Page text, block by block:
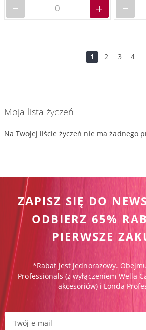
Strona
Jesteś
1 Strona
2 Strona
3 4
Moja lista życzeń
Na Twojej liście życzeń nie ma żadnego
ZAPISZ SIĘ DO
ODBIERZ 65%
PIERWSZE
*Rabat jest jednorazowy.
Professionals (z wyłączeniem Wella
akcesoriów) i Londa
Zapisz się do newslettera: